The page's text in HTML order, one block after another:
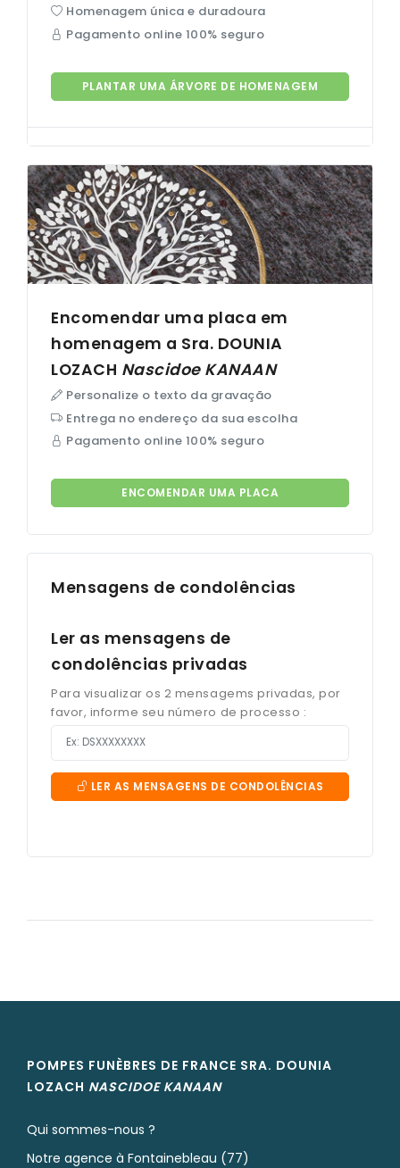
Homenagem única e duradoura
Pagamento online 100% seguro
PLANTAR UMA ÁRVORE DE HOMENAGEM
Encomendar uma placa em
homenagem a Sra. DOUNIA
LOZACH Nascidoe KANAAN
Personalize o texto da gravação
Entrega no endereço da sua escolha
Pagamento online 100% seguro
ENCOMENDAR UMA PLACA
Mensagens de condolências
Ler as mensagens de
condolências privadas
Para visualizar os 2 mensagems privadas, por
favor, informe seu número de processo :
LER AS MENSAGENS DE CONDOLÊNCIAS
POMPES FUNÈBRES DE FRANCE SRA. DOUNIA
LOZACH NASCIDOE KANAAN
Qui sommes-nous ?
Notre agence à Fontainebleau (77)